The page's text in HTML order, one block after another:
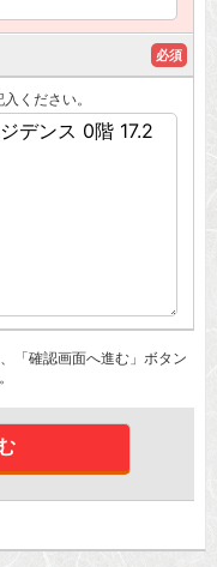
必須
ください。
「確認画面へ進む」ボタン